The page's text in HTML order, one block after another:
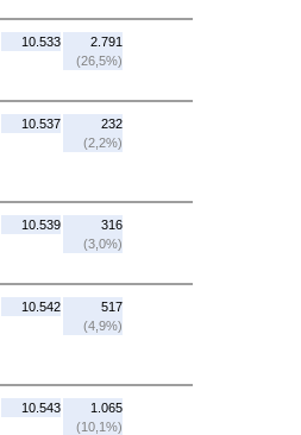
10.533
2.791
(26,5%)
10.537
232
(2,2%)
10.539
316
(3,0%)
10.542
517
(4,9%)
10.543
1.065
(10,1%)